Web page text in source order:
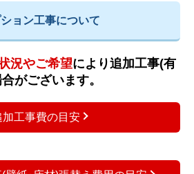
ョン工事について
況やご希望により追加工事(有
がございます。
加工事費の目安